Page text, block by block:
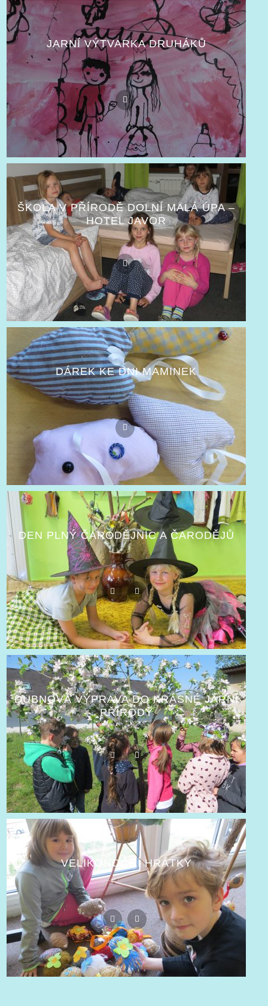
JARNÍ VÝTVARKA DRUHÁKŮ
ŠKOLA V PŘÍRODĚ DOLNÍ MALÁ ÚPA –
HOTEL JAVOR
DÁREK KE DNI MAMINEK
DEN PLNÝ ČARODĚJNIC A ČARODĚJŮ
DUBNOVÁ VÝPRAVA DO KRÁSNÉ JARNÍ
PŘÍRODY
VELIKONOČNÍ HRÁTKY